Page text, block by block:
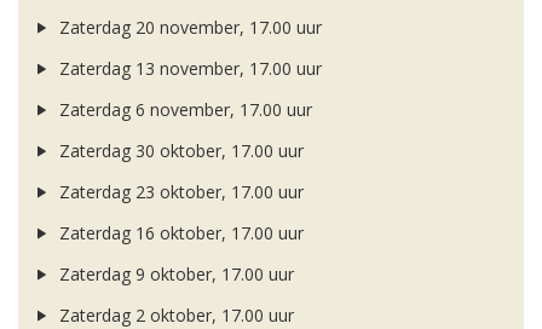
Zaterdag 20 november, 17.00 uur
Zaterdag 13 november, 17.00 uur
Zaterdag 6 november, 17.00 uur
Zaterdag 30 oktober, 17.00 uur
Zaterdag 23 oktober, 17.00 uur
Zaterdag 16 oktober, 17.00 uur
Zaterdag 9 oktober, 17.00 uur
Zaterdag 2 oktober, 17.00 uur